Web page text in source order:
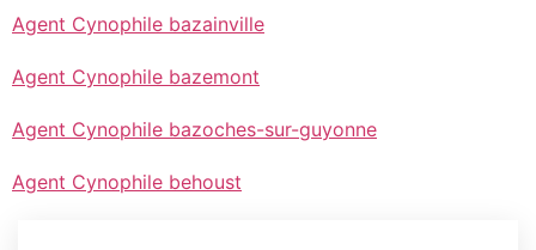
Agent Cynophile bazainville
Agent Cynophile bazemont
Agent Cynophile bazoches-sur-guyonne
Agent Cynophile behoust